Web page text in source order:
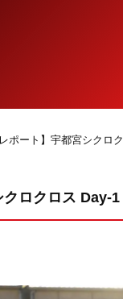
ポート】宇都宮シクロ
クロクロス